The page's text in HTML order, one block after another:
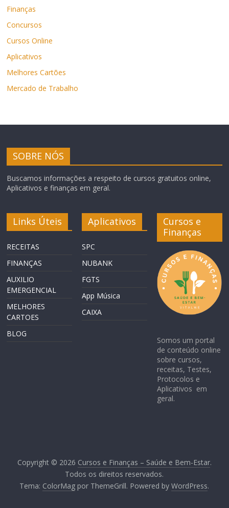
Finanças
Concursos
Cursos Online
Aplicativos
Melhores Cartões
Mercado de Trabalho
SOBRE NÓS
Buscamos informações a respeito de cursos gratuitos online,
Aplicativos e finanças em geral.
Links Úteis
RECEITAS
FINANÇAS
AUXILIO
EMERGENCIAL
MELHORES
CARTOES
BLOG
Aplicativos
SPC
NUBANK
FGTS
App Música
CAIXA
Cursos e
Finanças
Somos um portal
de conteúdo online
sobre cursos,
receitas, Testes,
Protocolos e
Aplicativos em
geral.
Copyright © 2026 Cursos e Finanças – Saúde e Bem-Estar.
Todos os direitos reservados.
Tema: ColorMag por ThemeGrill. Powered byWordPress.